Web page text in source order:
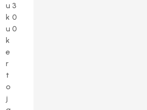
u
k
u
k
e
r
t
o
j
3
0
0